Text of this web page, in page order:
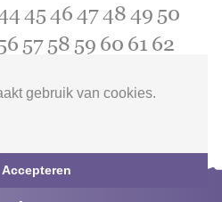
gebruik van cookies.
Accepteren
4546474849 50
57 58 59 60 61 62